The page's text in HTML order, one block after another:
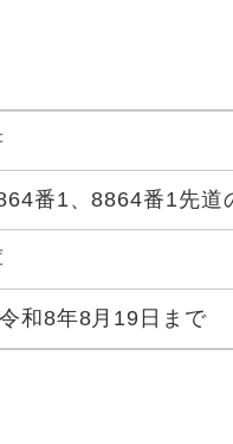
番1、8864番1先
和8年8月19日まで